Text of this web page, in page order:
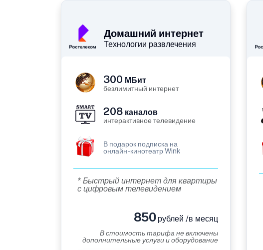
Домашний интернет
Технологии развлечения
300 МБит
безлимитный интернет
208 каналов
интерактивное телевидение
В подарок подписка на
онлайн-кинотеатр Wink
* Быстрый интернет для квартиры
с цифровым телевидением
850рублей /в месяц
В стоимость тарифа не включены
дополнительные услуги и оборудование